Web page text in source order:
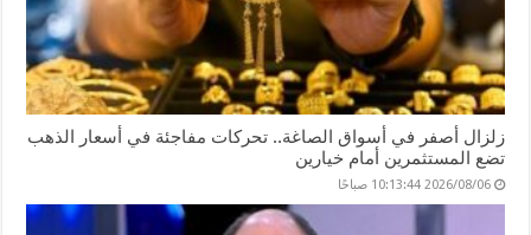
زلزال أصفر في أسواق الصاغة.. تحركات مفاجئة في أسعار الذهب
تضع المستثمرين أمام خيارين
2026/08/06 10:13:44 صباحًا